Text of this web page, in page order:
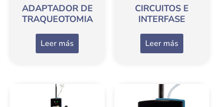
ADAPTADOR DE
TRAQUEOTOMIA
Leer más
CIRCUITOS E
INTERFASE
Leer más